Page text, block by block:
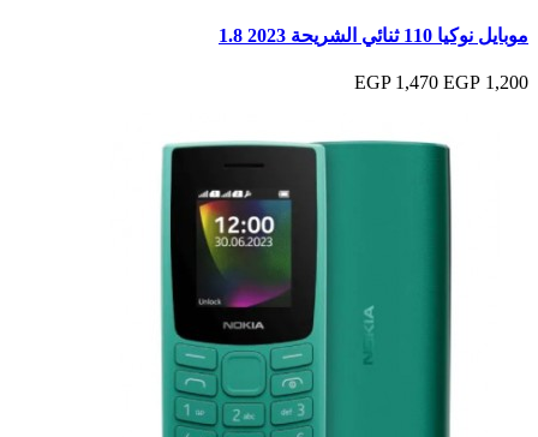
موبايل نوكيا 110 ثنائي الشريحة 2023 1.8
1,200 EGP
1,470 EGP